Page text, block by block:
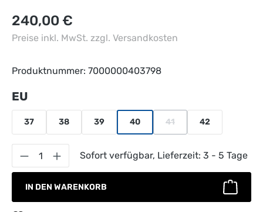
Regulärer Preis:
240,00 €
Preise inkl. MwSt. zzgl. Versandkosten
Produktnummer: 7000000403798
EU
37 38 39 40 41 42
Produkt Anzahl: Gib den gewünschten
Sofort verfügbar, Lieferzeit: 3 - 5 Tage
IN DEN WARENKORB